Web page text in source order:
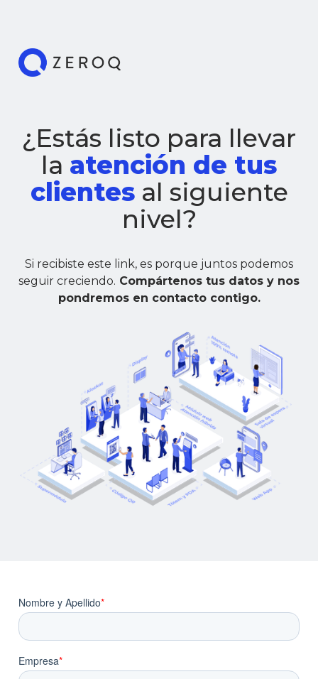
¿Estás listo para llevar
la atención de tus
clientesal siguiente
nivel?
Si recibiste este link, es porque juntos podemos
seguir creciendo. Compártenos tus datos y nos
pondremos en contacto contigo.